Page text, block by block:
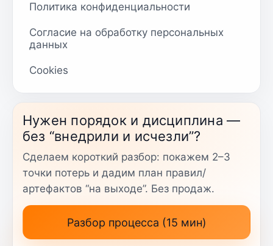
Политика конфиденциальности
Согласие на обработку персональных
данных
Cookies
Нужен порядок и дисциплина —
без “внедрили и исчезли”?
Сделаем короткий разбор: покажем 2–3
точки потерь и дадим план правил/
артефактов “на выходе”. Без продаж.
Разбор процесса (15 мин)